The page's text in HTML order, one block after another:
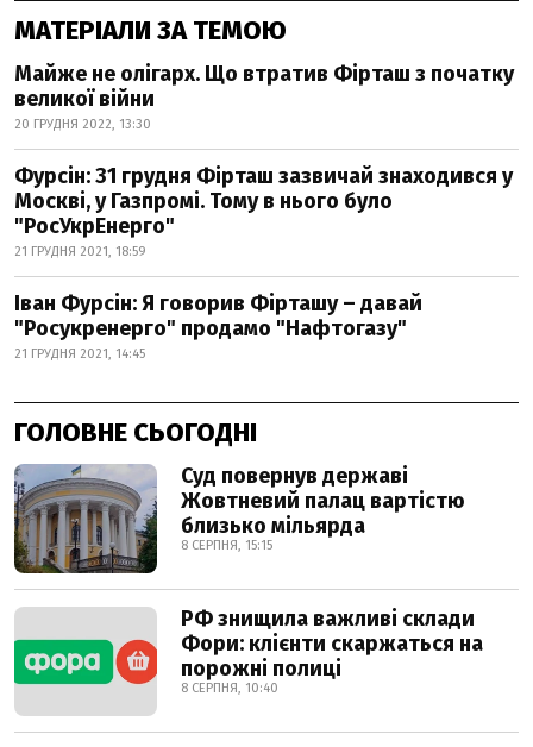
МАТЕРІАЛИ ЗА ТЕМОЮ
Майже не олігарх. Що втратив Фірташ з початку
великої війни
20 ГРУДНЯ 2022, 13:30
Фурсін: 31 грудня Фірташ зазвичай знаходився у
Москві, у Газпромі. Тому в нього було
"РосУкрЕнерго"
21 ГРУДНЯ 2021, 18:59
Іван Фурсін: Я говорив Фірташу – давай
"Росукренерго" продамо "Нафтогазу"
21 ГРУДНЯ 2021, 14:45
ГОЛОВНЕ СЬОГОДНІ
Суд повернув державі
Жовтневий палац вартістю
близько мільярда
8 СЕРПНЯ, 15:15
РФ знищила важливі склади
Фори: клієнти скаржаться на
порожні полиці
8 СЕРПНЯ, 10:40